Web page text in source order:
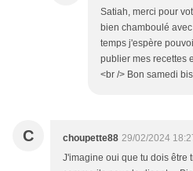
Satiah, merci pour
bien chamboulé
temps j'espère
publier mes recettes
<br /> Bon samedi
C choupette88 29/02/2024
J'imagine oui que tu dois être